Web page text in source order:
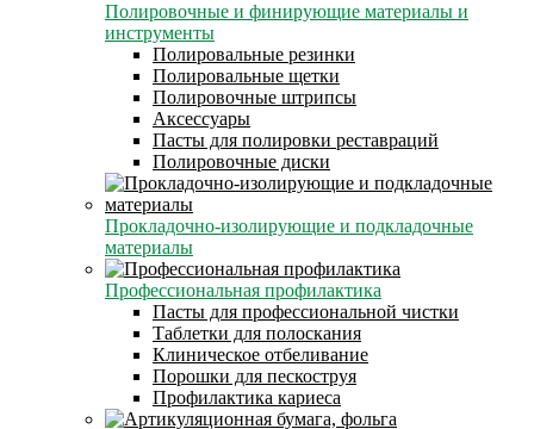
Полировочные и финирующие материалы и
инструменты
Полировальные резинки
Полировальные щетки
Полировочные штрипсы
Аксессуары
Пасты для полировки реставраций
Полировочные диски
Прокладочно-изолирующие и подкладочные
материалы
Профессиональная профилактика
Пасты для профессиональной чистки
Таблетки для полоскания
Клиническое отбеливание
Порошки для пескоструя
Профилактика кариеса